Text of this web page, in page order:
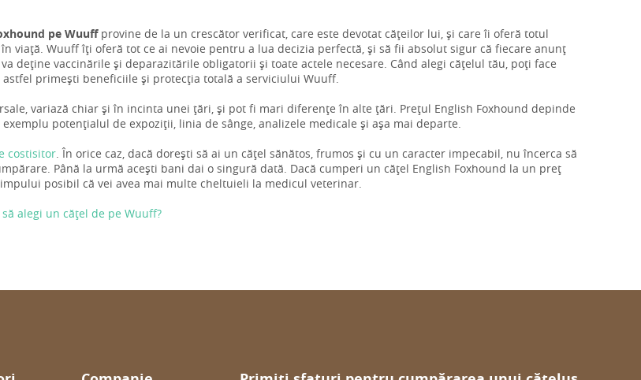
pe Wuuffprovine de la un crescător verificat, care este devotat cățeilor lui, și care îi oferă totul
viață. Wuuff îți oferă tot ce ai nevoie pentru a lua decizia perfectă, și să fii absolut sigur că fiecare anunț
deține vaccinările și deparazitările obligatorii și toate actele necesare. Când alegi cățelul tău, poți face
astfel primești beneficiile și protecția totală a serviciului Wuuff.
variază chiar și în incinta unei țări, și pot fi mari diferențe în alte țări. Prețul English Foxhound depinde
potențialul de expoziții, linia de sânge, analizele medicale și așa mai departe.
costisitor. În orice caz, dacă dorești să ai un cățel sănătos, frumos și cu un caracter impecabil, nu încerca să
Până la urmă acești bani dai o singură dată. Dacă cumperi un cățel English Foxhound la un preț
posibil că vei avea mai multe cheltuieli la medicul veterinar.
să alegi un cățel de pe Wuuff?